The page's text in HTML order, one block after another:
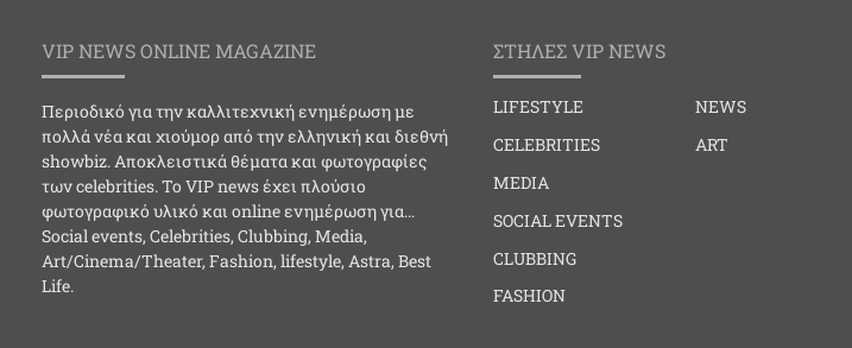
VIP NEWS ONLINE MAGAZINE
Περιοδικό για την καλλιτεχνική ενημέρωση με
πολλά νέα και χιούμορ από την ελληνική και διεθνή
showbiz. Αποκλειστικά θέματα και φωτογραφίες
των celebrities. Το VIP news έχει πλούσιο
φωτογραφικό υλικό και online ενημέρωση για…
Social events, Celebrities, Clubbing, Media,
Art/Cinema/Theater, Fashion, lifestyle, Astra, Best
Life.
ΣΤΗΛΕΣ VIP NEWS
LIFESTYLE
CELEBRITIES
MEDIA
SOCIAL EVENTS
CLUBBING
FASHION
NEWS
ART